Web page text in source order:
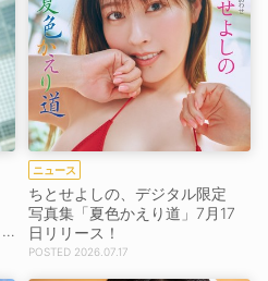
ニュース
ちとせよしの、デジタル限定
写真集「夏色かえり道」7月17
日リリース！
2026.07.17